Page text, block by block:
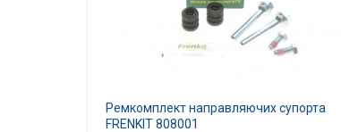
Ремкомплект направляючих супорта
FRENKIT 808001